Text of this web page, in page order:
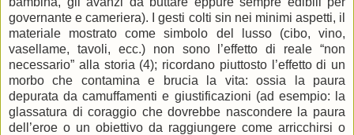
governante e cameriera). I gesti colti sin nei minimi aspetti, il
materiale mostrato come simbolo del lusso (cibo, vino,
vasellame, tavoli, ecc.) non sono l’effetto di reale “non
necessario” alla storia (4); ricordano piuttosto l’effetto di un
morbo che contamina e brucia la vita: ossia la paura
depurata da camuffamenti e giustificazioni (ad esempio: la
glassatura di coraggio che dovrebbe nascondere la paura
dell’eroe o un obiettivo da raggiungere come arricchirsi o